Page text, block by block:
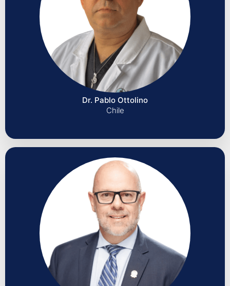
Dr. Pablo Ottolino
Chile